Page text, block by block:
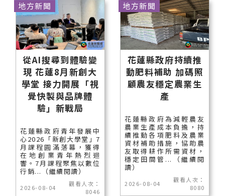
從AI搜尋到體驗變
現 花蓮8月新創大
學堂 接力開展「視
覺快製與品牌體
驗」新戰局
花蓮縣政府青年發展中
心2026「新創大學堂」7
月課程圓滿落幕，獲得
在地創業青年熱烈迴
響。7月課程聚焦以數位
行銷...（繼續閱讀）
2026-08-04
觀看人次：
8046
地方新聞
花蓮縣政府持續推
動肥料補助 加碼照
顧農友穩定農業生
產
花蓮縣政府為減輕農友
農業生產成本負擔，持
續推動各項肥料及農業
資材補助措施，協助農
友取得耕作所需資材，
穩定田間管...（繼續閱
讀）
2026-08-04
觀看人次：
8080
地方新聞